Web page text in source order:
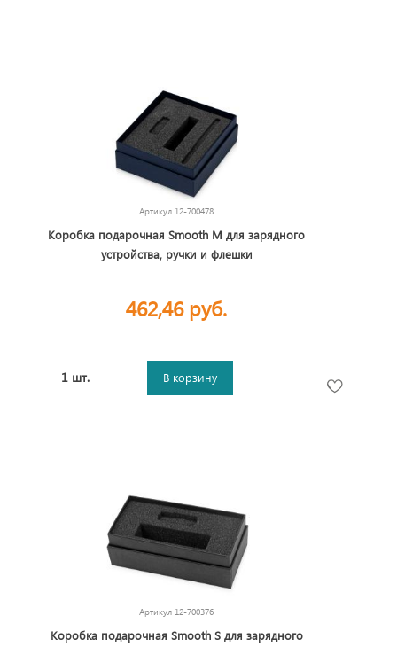
Артикул 12-700478
Коробка подарочная Smooth M для зарядного
устройства, ручки и флешки
462,46 руб.
1 шт. В корзину
Артикул 12-700376
Коробка подарочная Smooth S для зарядного